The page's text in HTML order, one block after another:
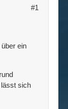
#1
ein
sich